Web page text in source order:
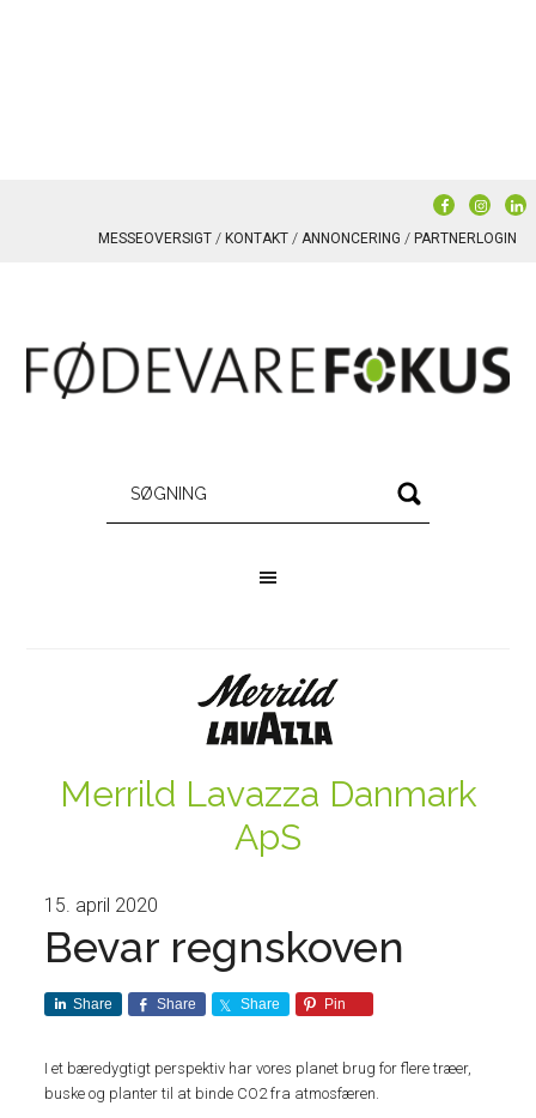
MESSEOVERSIGT KONTAKT ANNONCERING PARTNERLOGIN
Merrild Lavazza Danmark
ApS
15. april 2020
Bevar regnskoven
Share Share Share Pin
I et bæredygtigt perspektiv har vores planet brug for flere træer,
buske og planter til at binde CO2 fra atmosfæren.